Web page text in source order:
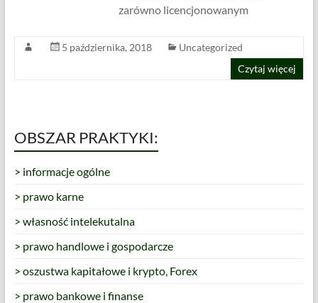
zarówno licencjonowanym
5 października, 2018
Uncategorized
Czytaj więcej
OBSZAR PRAKTYKI:
> informacje ogólne
> prawo karne
> własność intelekutalna
> prawo handlowe i gospodarcze
> oszustwa kapitałowe i krypto, Forex
> prawo bankowe i finanse